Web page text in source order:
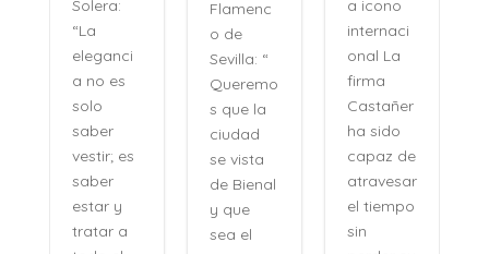
Solera:
“La
eleganci
a no es
solo
saber
vestir; es
saber
estar y
tratar a
Flamenc
o de
Sevilla: “
Queremo
s que la
ciudad
se vista
de Bienal
y que
sea el
a icono
internaci
onal La
firma
Castañer
ha sido
capaz de
atravesar
el tiempo
sin